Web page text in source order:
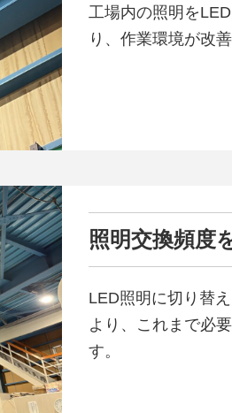
工場内の照明を
り、作業環境が改
照明交換頻度
LED照明に切り替
より、これまで必
す。